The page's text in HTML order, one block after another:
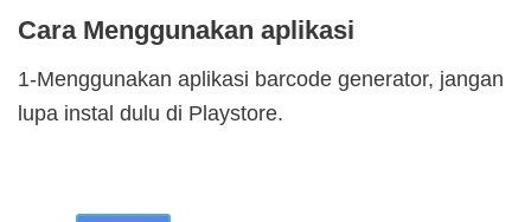
Cara Menggunakan aplikasi
1-Menggunakan aplikasi barcode generator, jangan
lupa instal dulu di Playstore.